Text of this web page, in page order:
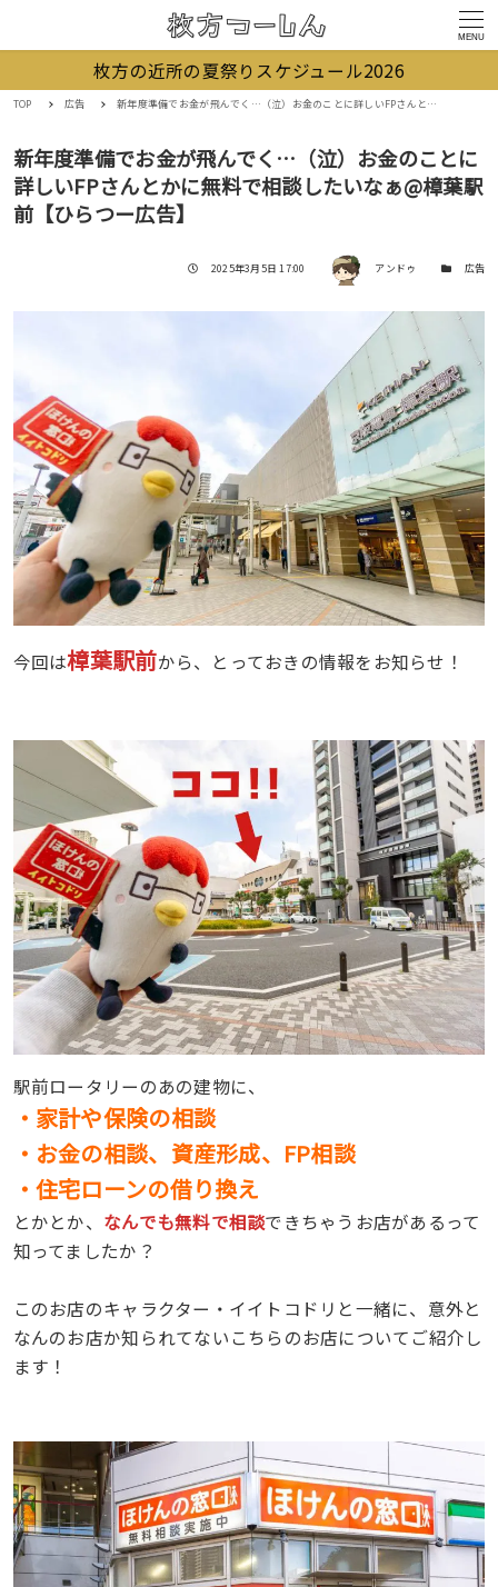
MENU
枚方の近所の夏祭りスケジュール2026
TOP 広告 新年度準備でお金が飛んでく…（泣）お金のことに詳しいFPさんとかに無料で相談したいなぁ@樟葉駅前【ひらつー広告】
新年度準備でお金が飛んでく…（泣）お金のことに
詳しいFPさんとかに無料で相談したいなぁ@樟葉駅
前【ひらつー広告】
投稿日
2025年3月5日 17:00 著者 アンドゥ カテゴリー
広告
今回は樟葉駅前から、とっておきの情報をお知らせ！
駅前ロータリーのあの建物に、
・家計や保険の相談
・お金の相談、資産形成、FP相談
・住宅ローンの借り換え
とかとか、 なんでも無料で相談できちゃうお店があるって
知ってましたか？
このお店のキャラクター・イイトコドリと一緒に、意外と
なんのお店か知られてないこちらのお店についてご紹介し
ます！